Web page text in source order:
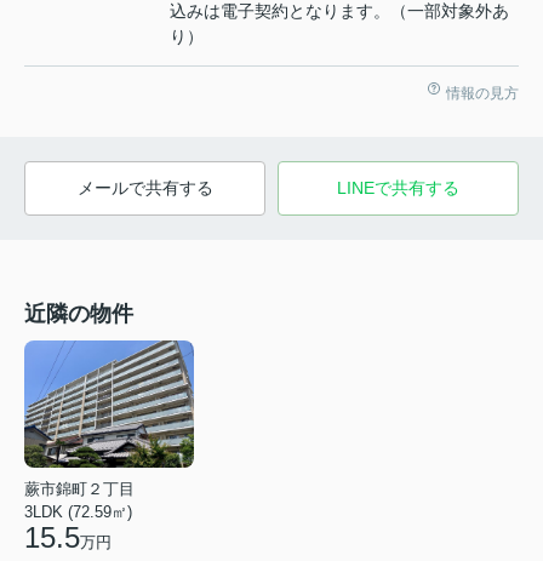
込みは電子契約となります。（一部対象外あ
り）
情報の見方
メールで共有する LINEで共有する
近隣の物件
蕨市錦町２丁目
3LDK (72.59㎡)
15.5万円